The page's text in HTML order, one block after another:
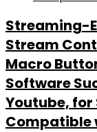
Streaming-
Stream
Macro
Software
Youtube,
Compatible